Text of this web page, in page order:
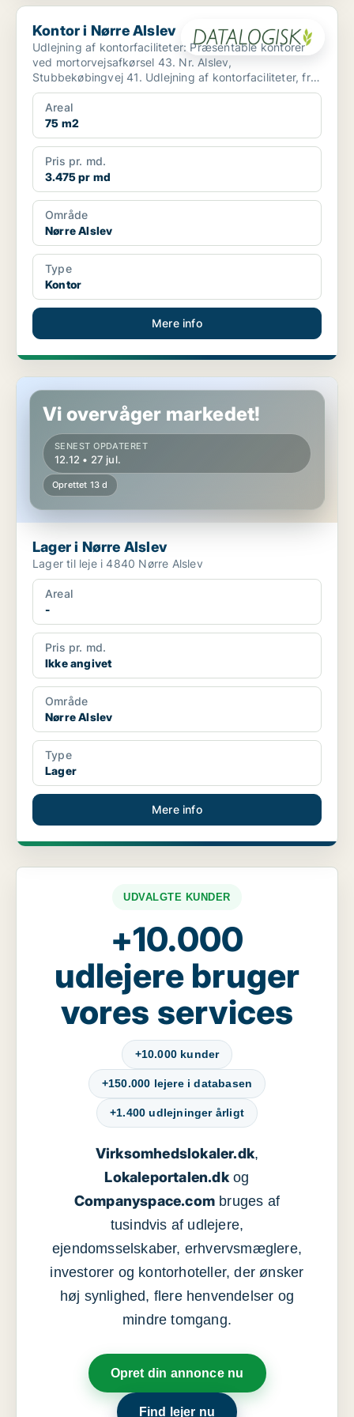
Kontor i Nørre Alslev
Kontor i Nørre Alslev
Udlejning af kontorfaciliteter: Præsentable kontorer
ved mortorvejsafkørsel 43. Nr. Alslev,
Stubbekøbingvej 41. Udlejning af kontorfaciliteter, fra
75 m2. K...
Areal
75 m2
Pris pr. md.
3.475 pr md
Område
Nørre Alslev
Type
Kontor
Mere info
Lager i Nørre Alslev
Vi overvåger markedet!
SENEST OPDATERET
12.12 • 27 jul.
Oprettet 13 d
Lager i Nørre Alslev
Lager til leje i 4840 Nørre Alslev
Areal
-
Pris pr. md.
Ikke angivet
Område
Nørre Alslev
Type
Lager
Mere info
UDVALGTE KUNDER
+10.000
udlejere bruger
vores services
+10.000 kunder
+150.000 lejere i databasen
+1.400 udlejninger årligt
Virksomhedslokaler.dk,
Lokaleportalen.dkog
Companyspace.com bruges af
tusindvis af udlejere,
ejendomsselskaber, erhvervsmæglere,
investorer og kontorhoteller, der ønsker
høj synlighed, flere henvendelser og
mindre tomgang.
Opret din annonce nu
Find lejer nu